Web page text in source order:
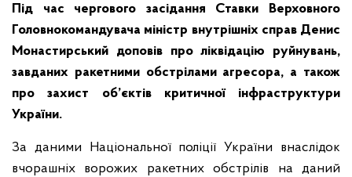
Під час чергового засідання Ставки Верховного
Головнокомандувача міністр внутрішніх справ Денис
Монастирський доповів про ліквідацію руйнувань,
завданих ракетними обстрілами агресора, а також
про захист об’єктів критичної інфраструктури
України.
За даними Національної поліції України внаслідок
вчорашніх ворожих ракетних обстрілів на даний